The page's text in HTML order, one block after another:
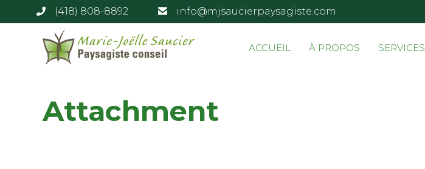
(418) 808-8892 info@mjsaucierpaysagiste.com
ACCUEIL À PROPOS SERVICES
Attachment